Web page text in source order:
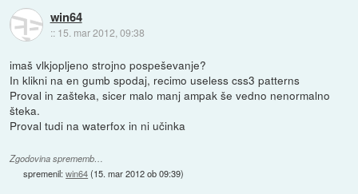
win64
:: 15. mar 2012, 09:38
imaš vlkjopljeno strojno pospeševanje?
In klikni na en gumb spodaj, recimo useless css3 patterns
Proval in zašteka, sicer malo manj ampak še vedno nenormalno
šteka.
Proval tudi na waterfox in ni učinka
Zgodovina sprememb…
spremenil:win64(15. mar 2012 ob 09:39)